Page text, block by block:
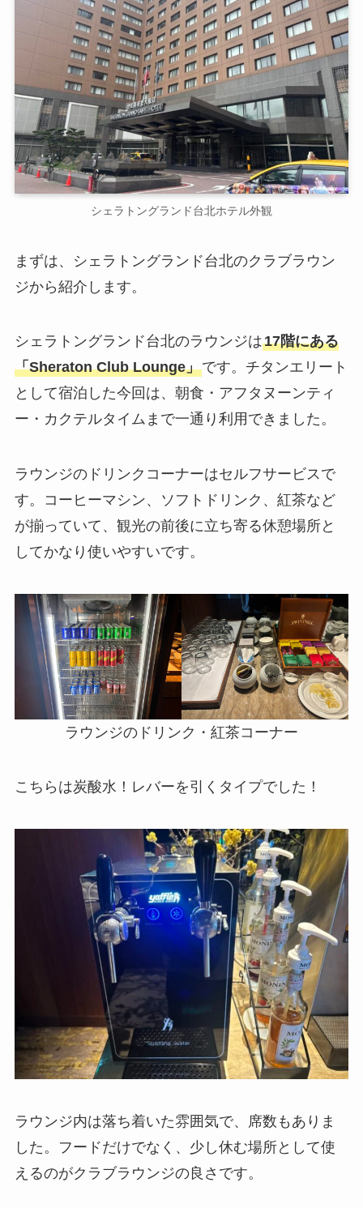
シェラトングランド台北ホテル外観
まずは、シェラトングランド台北のクラブラウン
ジから紹介します。
シェラトングランド台北のラウンジは17階にある
「Sheraton Club Lounge」です。チタンエリート
として宿泊した今回は、朝食・アフタヌーンティ
ー・カクテルタイムまで一通り利用できました。
ラウンジのドリンクコーナーはセルフサービスで
す。コーヒーマシン、ソフトドリンク、紅茶など
が揃っていて、観光の前後に立ち寄る休憩場所と
してかなり使いやすいです。
ラウンジのドリンク・紅茶コーナー
こちらは炭酸水！レバーを引くタイプでした！
ラウンジ内は落ち着いた雰囲気で、席数もありま
した。フードだけでなく、少し休む場所として使
えるのがクラブラウンジの良さです。